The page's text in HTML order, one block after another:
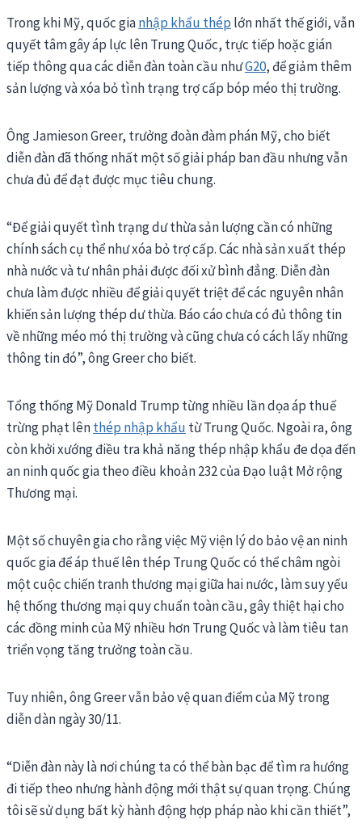
Trong khi Mỹ, quốc gianhập khẩu thép lớn nhất thế giới, vẫn
quyết tâm gây áp lực lên Trung Quốc, trực tiếp hoặc gián
tiếp thông qua các diễn đàn toàn cầu nhưG20, để giảm thêm
sản lượng và xóa bỏ tình trạng trợ cấp bóp méo thị trường.
Ông Jamieson Greer, trưởng đoàn đàm phán Mỹ, cho biết
diễn đàn đã thống nhất một số giải pháp ban đầu nhưng vẫn
chưa đủ để đạt được mục tiêu chung.
“Để giải quyết tình trạng dư thừa sản lượng cần có những
chính sách cụ thể như xóa bỏ trợ cấp. Các nhà sản xuất thép
nhà nước và tư nhân phải được đối xử bình đẳng. Diễn đàn
chưa làm được nhiều để giải quyết triệt để các nguyên nhân
khiến sản lượng thép dư thừa. Báo cáo chưa có đủ thông tin
về những méo mó thị trường và cũng chưa có cách lấy những
thông tin đó”, ông Greer cho biết.
Tổng thống Mỹ Donald Trump từng nhiều lần dọa áp thuế
trừng phạt lênthép nhập khẩu từ Trung Quốc. Ngoài ra, ông
còn khởi xướng điều tra khả năng thép nhập khẩu đe dọa đến
an ninh quốc gia theo điều khoản 232 của Đạo luật Mở rộng
Thương mại.
Một số chuyên gia cho rằng việc Mỹ viện lý do bảo vệ an ninh
quốc gia để áp thuế lên thép Trung Quốc có thể châm ngòi
một cuộc chiến tranh thương mại giữa hai nước, làm suy yếu
hệ thống thương mại quy chuẩn toàn cầu, gây thiệt hại cho
các đồng minh của Mỹ nhiều hơn Trung Quốc và làm tiêu tan
triển vọng tăng trưởng toàn cầu.
Tuy nhiên, ông Greer vẫn bảo vệ quan điểm của Mỹ trong
diễn dàn ngày 30/11.
“Diễn đàn này là nơi chúng ta có thể bàn bạc để tìm ra hướng
đi tiếp theo nhưng hành động mới thật sự quan trọng. Chúng
tôi sẽ sử dụng bất kỳ hành động hợp pháp nào khi cần thiết”,